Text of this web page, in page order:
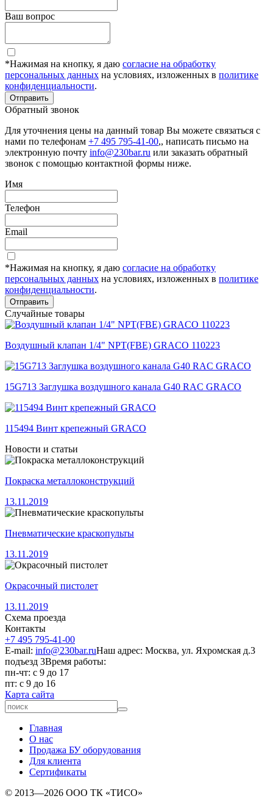
Ваш вопрос
*Нажимая на кнопку, я даю согласие на обработку
персональных данных на условиях, изложенных в политике
конфиденциальности.
Отправить
Обратный звонок
Для уточнения цены на данный товар Вы можете связаться с
нами по телефонам +7 495 795-41-00,, написать письмо на
электронную почту info@230bar.ru или заказать обратный
звонок с помощью контактной формы ниже.
Имя
Телефон
Email
*Нажимая на кнопку, я даю согласие на обработку
персональных данных на условиях, изложенных в политике
конфиденциальности.
Отправить
Случайные товары
Воздушный клапан 1/4" NPT(FBE) GRACO 110223
15G713 Заглушка воздушного канала G40 RAC GRACO
115494 Винт крепежный GRACO
Новости и статьи
Покраска металлоконструкций
13.11.2019
Пневматические краскопульты
13.11.2019
Окрасочный пистолет
13.11.2019
Схема проезда
Контакты
+7 495 795-41-00
E-mail: info@230bar.ruНаш адрес: Москва, ул. Яхромская д.3
подъезд 3Время работы:
пн-чт: с 9 до 17
пт: с 9 до 16
Карта сайта
Главная
О нас
Продажа БУ оборудования
Для клиента
Сертификаты
© 2013—2026 ООО ТК «ТИСО»